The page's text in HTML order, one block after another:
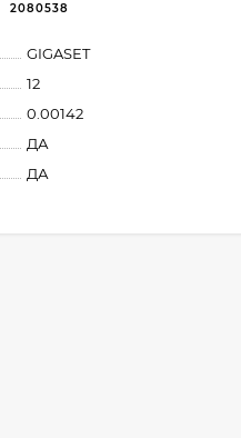
2080538
GIGASET
12
0.00142
ДА
ДА